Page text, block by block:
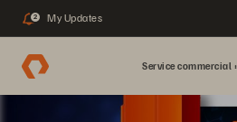
2 My Updates
Service commercial